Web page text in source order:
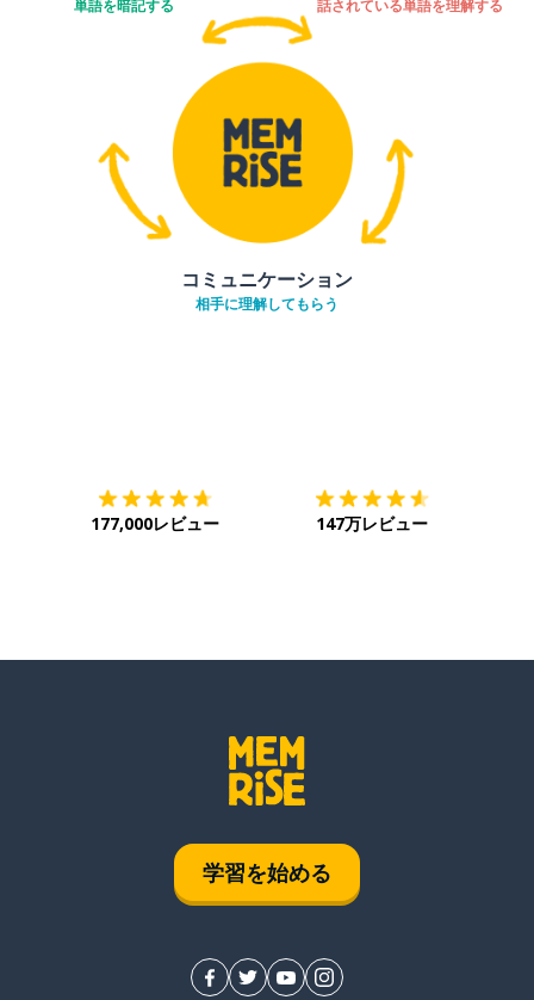
単語を暗記する 話されている単語を理解する
コミュニケーション
相手に理解してもらう
177,000レビュー 147万レビュー
学習を始める